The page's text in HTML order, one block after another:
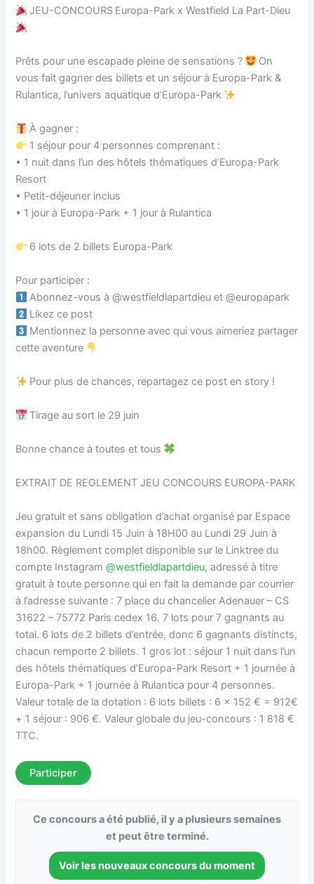
JEU-CONCOURS Europa-Park x Westfield La Part-Dieu
Prêts pour une escapade pleine de sensations ?
On
vous fait gagner des billets et un séjour à Europa-Park &
Rulantica, l’univers aquatique d’Europa-Park
À gagner :
1 séjour pour 4 personnes comprenant :
• 1 nuit dans l’un des hôtels thématiques d’Europa-Park
Resort
• Petit-déjeuner inclus
• 1 jour à Europa-Park + 1 jour à Rulantica
6 lots de 2 billets Europa-Park
Pour participer :
Abonnez-vous à @westfieldlapartdieu et @europapark
Likez ce post
Mentionnez la personne avec qui vous aimeriez partager
cette aventure
Pour plus de chances, repartagez ce post en story !
Tirage au sort le 29 juin
Bonne chance à toutes et tous
EXTRAIT DE REGLEMENT JEU CONCOURS EUROPA-PARK
Jeu gratuit et sans obligation d’achat organisé par Espace
expansion du Lundi 15 Juin à 18H00 au Lundi 29 Juin à
18h00. Règlement complet disponible sur le Linktree du
compte Instagram@westfieldlapartdieu, adressé à titre
gratuit à toute personne qui en fait la demande par courrier
à l’adresse suivante : 7 place du chancelier Adenauer – CS
31622 – 75772 Paris cedex 16. 7 lots pour 7 gagnants au
total. 6 lots de 2 billets d’entrée, donc 6 gagnants distincts,
chacun remporte 2 billets. 1 gros lot : séjour 1 nuit dans l’un
des hôtels thématiques d’Europa-Park Resort + 1 journée à
Europa-Park + 1 journée à Rulantica pour 4 personnes.
Valeur totale de la dotation : 6 lots billets : 6 × 152 € = 912€
+ 1 séjour : 906 €. Valeur globale du jeu-concours : 1 818 €
TTC.
Participer
Ce concours a été publié, il y a plusieurs semaines
et peut être terminé.
Voir les nouveaux concours du moment